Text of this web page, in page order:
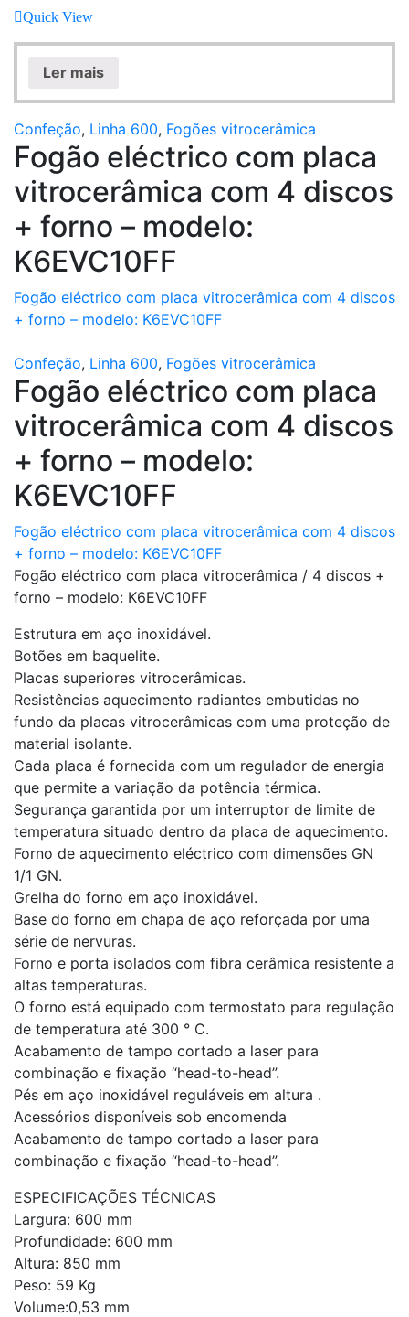
Quick View
Ler mais
Confeção, Linha 600, Fogões vitrocerâmica
Fogão eléctrico com placa
vitrocerâmica com 4 discos
+ forno – modelo:
K6EVC10FF
Fogão eléctrico com placa vitrocerâmica com 4 discos
+ forno – modelo: K6EVC10FF
Confeção, Linha 600, Fogões vitrocerâmica
Fogão eléctrico com placa
vitrocerâmica com 4 discos
+ forno – modelo:
K6EVC10FF
Fogão eléctrico com placa vitrocerâmica com 4 discos
+ forno – modelo: K6EVC10FF
Fogão eléctrico com placa vitrocerâmica / 4 discos +
forno – modelo: K6EVC10FF
Estrutura em aço inoxidável.
Botões em baquelite.
Placas superiores vitrocerâmicas.
Resistências aquecimento radiantes embutidas no
fundo da placas vitrocerâmicas com uma proteção de
material isolante.
Cada placa é fornecida com um regulador de energia
que permite a variação da potência térmica.
Segurança garantida por um interruptor de limite de
temperatura situado dentro da placa de aquecimento.
Forno de aquecimento eléctrico com dimensões GN
1/1 GN.
Grelha do forno em aço inoxidável.
Base do forno em chapa de aço reforçada por uma
série de nervuras.
Forno e porta isolados com fibra cerâmica resistente a
altas temperaturas.
O forno está equipado com termostato para regulação
de temperatura até 300 ° C.
Acabamento de tampo cortado a laser para
combinação e fixação “head-to-head”.
Pés em aço inoxidável reguláveis em altura .
Acessórios disponíveis sob encomenda
Acabamento de tampo cortado a laser para
combinação e fixação “head-to-head”.
ESPECIFICAÇÕES TÉCNICAS
Largura: 600 mm
Profundidade: 600 mm
Altura: 850 mm
Peso: 59 Kg
Volume:0,53 mm